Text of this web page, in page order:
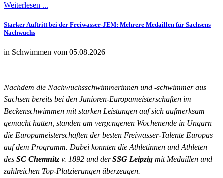
Weiterlesen ...
Starker Auftritt bei der Freiwasser-JEM: Mehrere Medaillen für Sachsens
Nachwuchs
in Schwimmen vom 05.08.2026
Nachdem die Nachwuchsschwimmerinnen und -schwimmer aus
Sachsen bereits bei den Junioren-Europameisterschaften im
Beckenschwimmen mit starken Leistungen auf sich aufmerksam
gemacht hatten, standen am vergangenen Wochenende in Ungarn
die Europameisterschaften der besten Freiwasser-Talente Europas
auf dem Programm. Dabei konnten die Athletinnen und Athleten
des SC Chemnitz v. 1892 und derSSG Leipzig mit Medaillen und
zahlreichen Top-Platzierungen überzeugen.